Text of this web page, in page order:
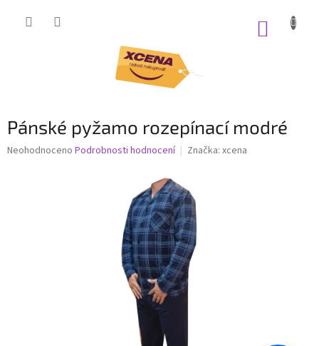
Pánské pyžamo rozepínací modré
Průměrné
Neohodnoceno Podrobnosti hodnocení Značka: xcena